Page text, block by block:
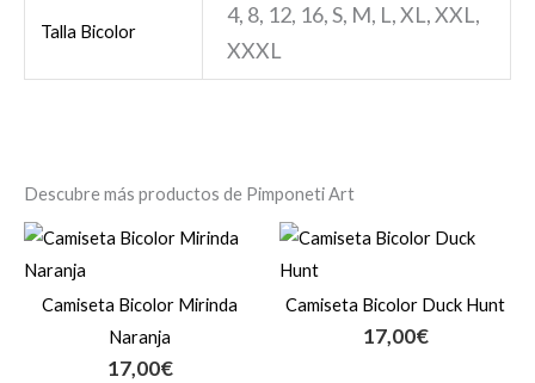
Talla Bicolor
4, 8, 12, 16, S, M, L, XL, XXL,
XXXL
Descubre más productos de Pimponeti Art
Camiseta Bicolor Mirinda
Naranja
17,00€
Camiseta Bicolor Duck Hunt
17,00€